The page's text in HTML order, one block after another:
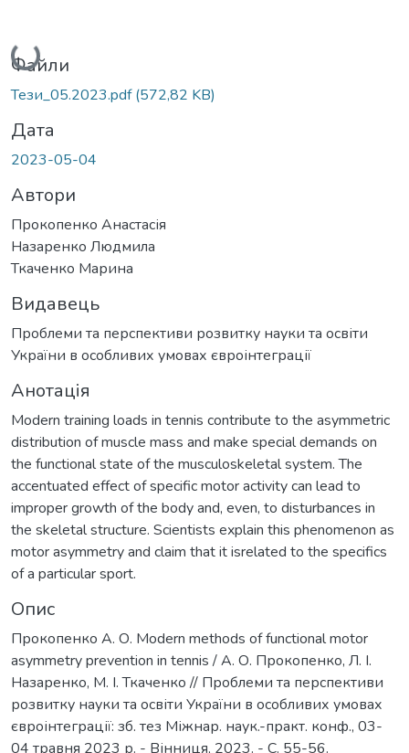
Вантажиться...
Файли
Тези_05.2023.pdf(572,82 KB)
Дата
2023-05-04
Автори
Прокопенко Анастасія
Назаренко Людмила
Ткаченко Марина
Видавець
Проблеми та перспективи розвитку науки та освіти
України в особливих умовах євроінтеграції
Анотація
Modern training loads in tennis contribute to the asymmetric
distribution of muscle mass and make special demands on
the functional state of the musculoskeletal system. The
accentuated effect of specific motor activity can lead to
improper growth of the body and, even, to disturbances in
the skeletal structure. Scientists explain this phenomenon as
motor asymmetry and claim that it isrelated to the specifics
of a particular sport.
Опис
Прокопенко А. О. Modern methods of functional motor
asymmetry prevention in tennis / А. О. Прокопенко, Л. І.
Назаренко, М. І. Ткаченко // Проблеми та перспективи
розвитку науки та освіти України в особливих умовах
євроінтеграції: зб. тез Міжнар. наук.-практ. конф., 03-
04 травня 2023 р. - Вінниця, 2023. - С. 55-56.